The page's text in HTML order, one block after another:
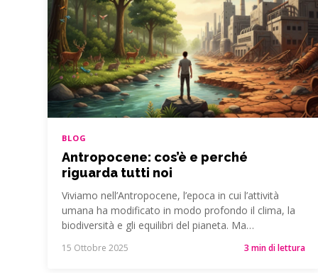
BLOG
Antropocene: cos’è e perché
riguarda tutti noi
Viviamo nell’Antropocene, l’epoca in cui l’attività
umana ha modificato in modo profondo il clima, la
biodiversità e gli equilibri del pianeta. Ma…
15 Ottobre 2025 3 min di lettura